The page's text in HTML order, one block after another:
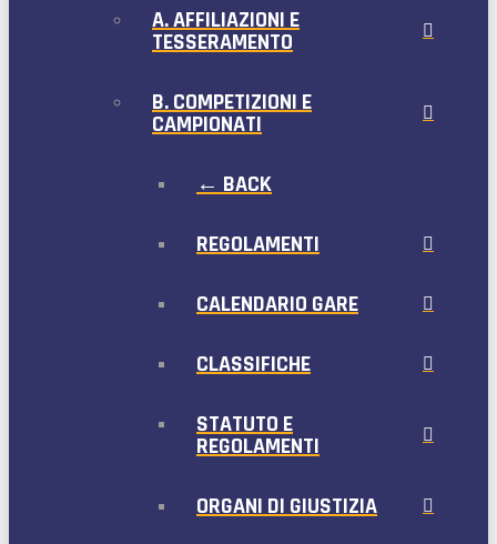
A. AFFILIAZIONI E
TESSERAMENTO
B. COMPETIZIONI E
CAMPIONATI
← BACK
REGOLAMENTI
CALENDARIO GARE
CLASSIFICHE
STATUTO E
REGOLAMENTI
ORGANI DI GIUSTIZIA